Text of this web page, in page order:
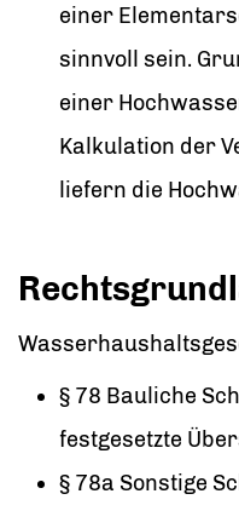
einer
sinnvoll sein.
einer
Kalkulation der
liefern die
§ 78 Bauliche
festgesetzte
§ 78a Sonstige